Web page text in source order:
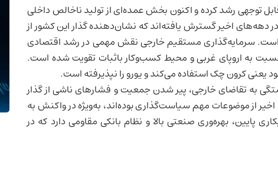
توجهی رشد کرده و اکنون بخش عمده‌ای از تولید ناخالص داخلی
دهه‌های اخیر گسترش یافته‌اند که نشان‌دهنده گذار این کشور از
است. سرمایه‌گذاری مستقیم خارجی نقش مهمی در رشد اقتصادی
نسبت به اروپای غربی و محیط کسب‌وکار باثبات تقویت شده است.
یعنی کرون چک استفاده می‌کند و یورو را نپذیرفته است.
به تقاضای خارجی، پیر شدن جمعیت و فشارهای ناشی از گذار
از موضوعات مهم سیاست‌گذاری بوده‌اند، به‌ویژه در واکنش به
پایین، بهره‌وری صنعتی بالا و نظام بانکی مقاومی دارد که در